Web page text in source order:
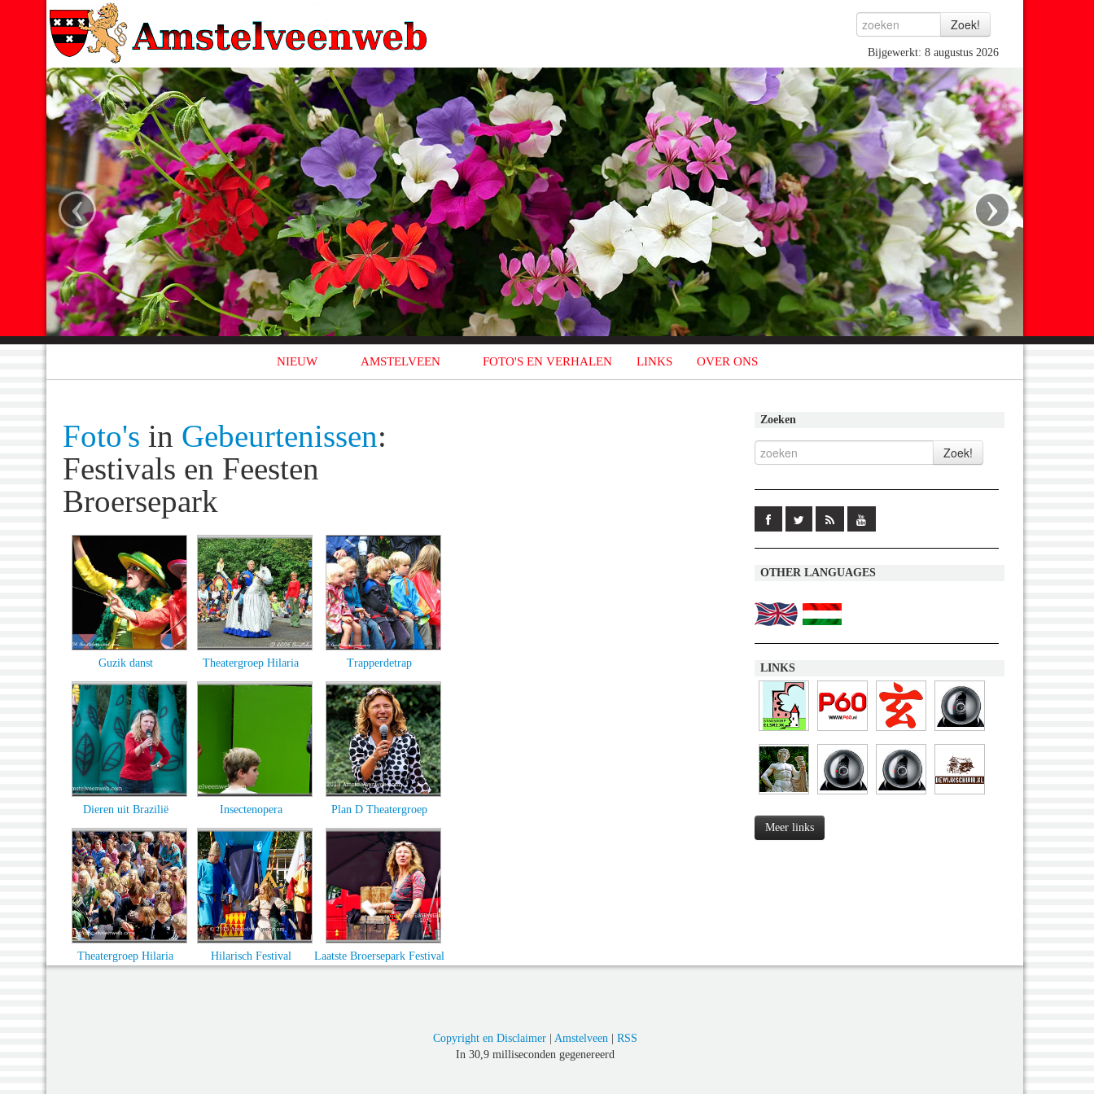
Bijgewerkt: 8 augustus 2026
‹ ›
NIEUW AMSTELVEEN FOTO'S EN VERHALEN LINKS OVER ONS
Foto's in Gebeurtenissen:
Festivals en Feesten
Broersepark
Guzik danst Theatergroep Hilaria Trapperdetrap
Dieren uit Brazilië Insectenopera Plan D Theatergroep
Theatergroep Hilaria Hilarisch Festival Laatste Broersepark Festival
Zoeken
OTHER LANGUAGES
LINKS
Meer links
Copyright en Disclaimer| Amstelveen | RSS
In 30,9 milliseconden gegenereerd